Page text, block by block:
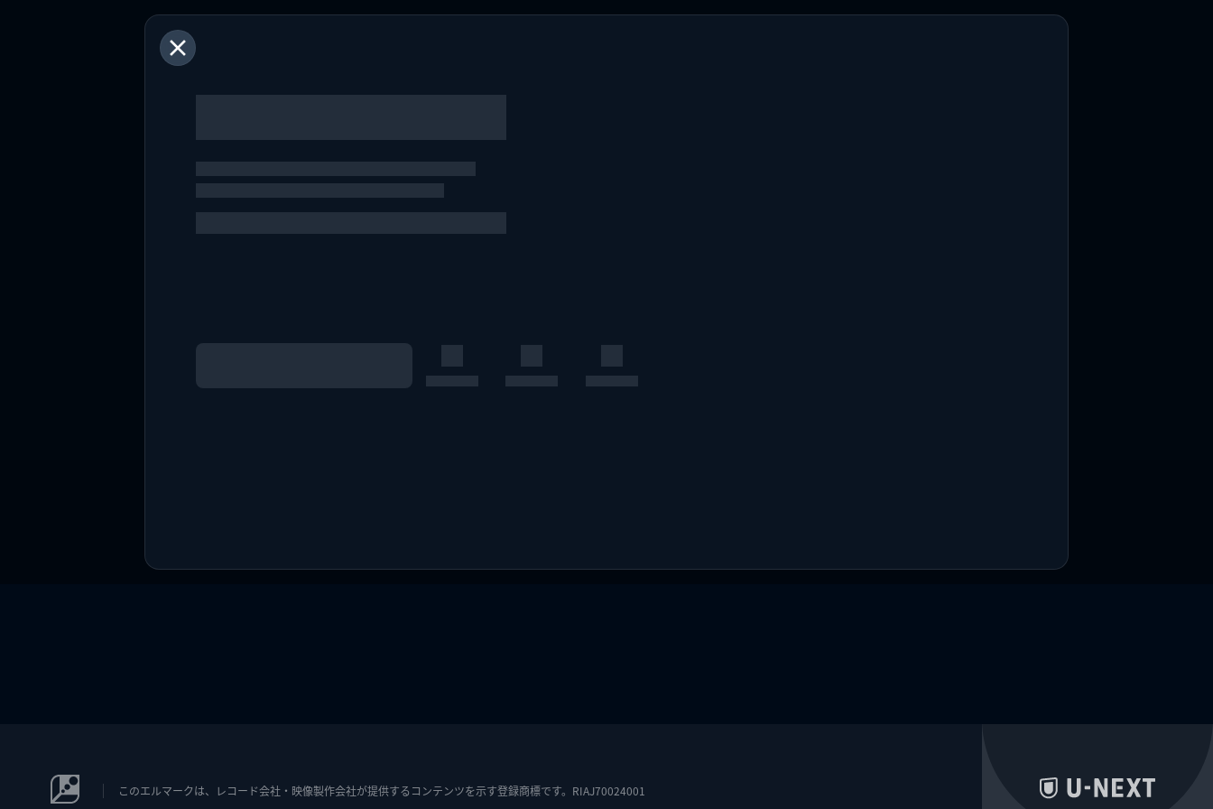
このエルマークは、レコード会社・映像製作会社が提供するコンテンツを示す登録商標です。RIAJ70024001